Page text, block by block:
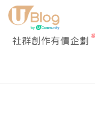
社群創作有價企劃